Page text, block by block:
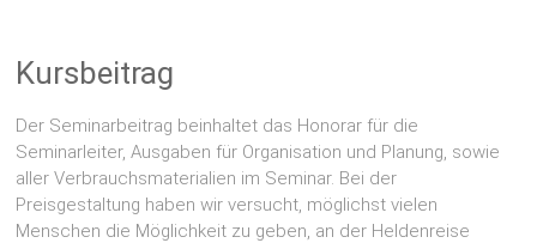
Kursbeitrag
Der Seminarbeitrag beinhaltet das Honorar für die
Seminarleiter, Ausgaben für Organisation und Planung, sowie
aller Verbrauchsmaterialien im Seminar. Bei der
Preisgestaltung haben wir versucht, möglichst vielen
Menschen die Möglichkeit zu geben, an der Heldenreise